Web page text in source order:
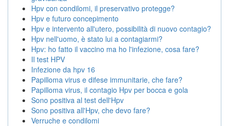
Hpv con condilomi, il preservativo protegge?
Hpv e futuro concepimento
Hpv e intervento all'utero, possibilità di nuovo contagio?
Hpv nell'uomo, è stato lui a contagiarmi?
Hpv: ho fatto il vaccino ma ho l'infezione, cosa fare?
Il test HPV
Infezione da hpv 16
Papilloma virus e difese immunitarie, che fare?
Papilloma virus, il contagio Hpv per bocca e gola
Sono positiva al test dell'Hpv
Sono positiva all'Hpv, che devo fare?
Verruche e condilomi